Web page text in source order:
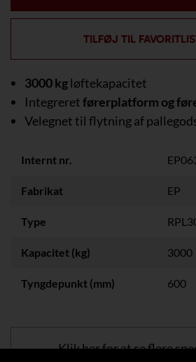
TILFØJ TIL
3000 kgløftekapacitet
Integreretførerplatform og
Velegnet til flytning af
Internt nr.
Fabrikat EP
Type
Kapacitet (kg) 3000
Tyngdepunkt (mm) 600
Klik her for at se flere